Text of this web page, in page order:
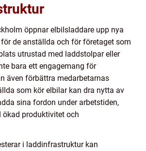
öppnar elbilsladdare upp nya
de anställda och för företaget som
utrustad med laddstolpar eller
bara ett engagemang för
även förbättra medarbetarnas
som kör elbilar kan dra nytta av
sina fordon under arbetstiden,
produktivitet och
i laddinfrastruktur kan